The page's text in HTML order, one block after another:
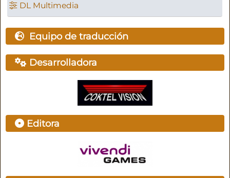
DL Multimedia
Equipo de traducción
Desarrolladora
Editora